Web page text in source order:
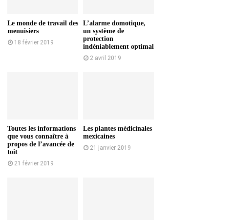
Le monde de travail des
menuisiers
18 février 2019
L’alarme domotique,
un système de
protection
indéniablement optimal
2 avril 2019
Toutes les informations
que vous connaître à
propos de l’avancée de
toit
21 février 2019
Les plantes médicinales
mexicaines
21 janvier 2019